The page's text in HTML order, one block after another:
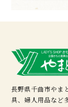
長野県千曲市やま
具、婦人用品など